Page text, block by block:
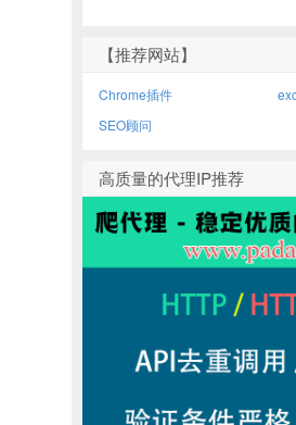
【推荐网站】
Chrome插件
SEO顾问
高质量的代理IP推荐